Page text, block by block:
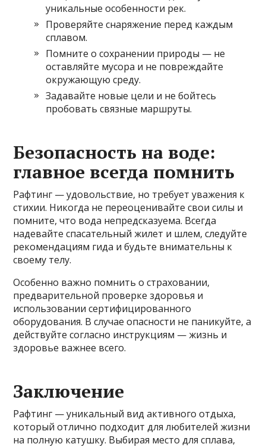
уникальные особенности рек.
Проверяйте снаряжение перед каждым
сплавом.
Помните о сохранении природы — не
оставляйте мусора и не повреждайте
окружающую среду.
Задавайте новые цели и не бойтесь
пробовать связные маршруты.
Безопасность на воде:
главное всегда помнить
Рафтинг — удовольствие, но требует уважения к
стихии. Никогда не переоценивайте свои силы и
помните, что вода непредсказуема. Всегда
надевайте спасательный жилет и шлем, следуйте
рекомендациям гида и будьте внимательны к
своему телу.
Особенно важно помнить о страховании,
предварительной проверке здоровья и
использовании сертифицированного
оборудования. В случае опасности не паникуйте, а
действуйте согласно инструкциям — жизнь и
здоровье важнее всего.
Заключение
Рафтинг — уникальный вид активного отдыха,
который отлично подходит для любителей жизни
на полную катушку. Выбирая место для сплава,